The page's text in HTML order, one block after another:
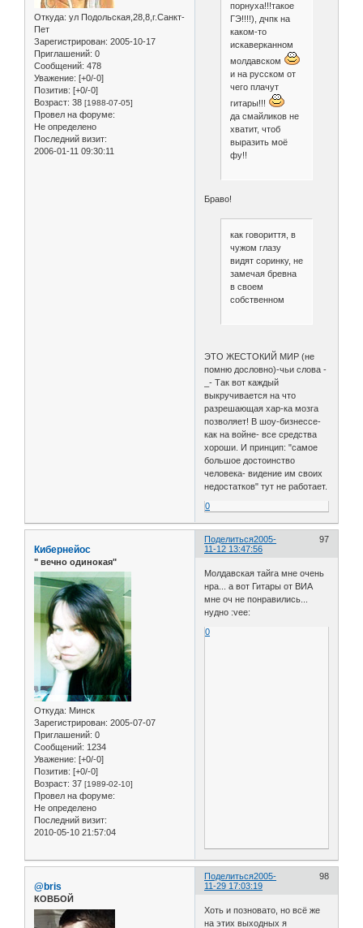
Откуда: ул Подольская,28,8,г.Санкт-
Пет
Зарегистрирован: 2005-10-17
Приглашений: 0
Сообщений: 478
Уважение: [+0/-0]
Позитив: [+0/-0]
Возраст: 38 [1988-07-05]
Провел на форуме:
Не определено
Последний визит:
2006-01-11 09:30:11
порнуха!!!такое
ГЭ!!!!), дчпк на
каком-то
искаверканном
молдавском
и на русском от
чего плачут
гитары!!!
да смайликов не
хватит, чтоб
выразить моё
фу!!
Браво!
как говориття, в
чужом глазу
видят соринку, не
замечая бревна
в своем
собственном
ЭТО ЖЕСТОКИЙ МИР (не
помню дословно)-чьи слова -
_- Так вот каждый
выкручивается на что
разрешающая хар-ка мозга
позволяет! В шоу-бизнессе-
как на войне- все средства
хороши. И принцип: "самое
большое достоинство
человека- видение им своих
недостатков" тут не работает.
0
Поделиться 97
2005-
11-12 13:47:56
Кибернейос
" вечно одинокая"
Откуда: Минск
Зарегистрирован: 2005-07-07
Приглашений: 0
Сообщений: 1234
Уважение: [+0/-0]
Позитив: [+0/-0]
Возраст: 37 [1989-02-10]
Провел на форуме:
Не определено
Последний визит:
2010-05-10 21:57:04
Молдавская тайга мне очень
нра... а вот Гитары от ВИА
мне оч не понравились...
нудно :vee:
0
Поделиться 98
2005-
11-29 17:03:19
@bris
КОВБОЙ
Хоть и позновато, но всё же
на этих выходных я